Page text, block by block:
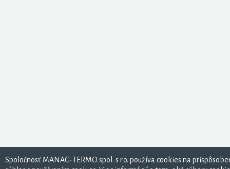
Spoločnosť MANAG-TERMO spol. s r.o. používa cookies na